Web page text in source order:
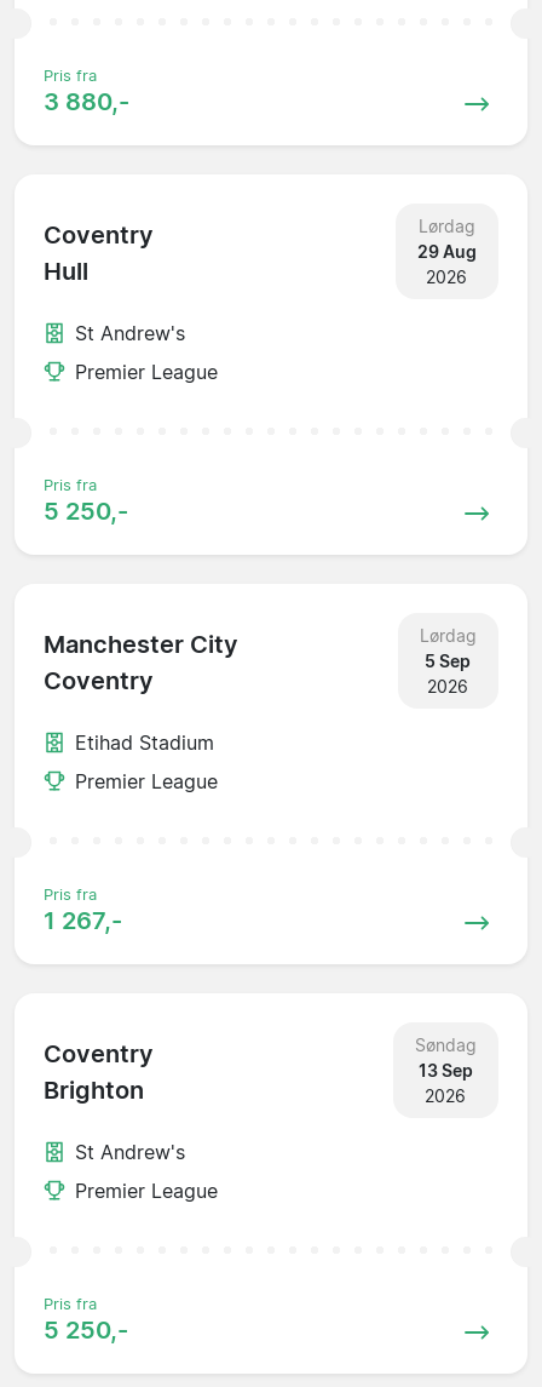
Pris fra
3 880,-
Coventry
Hull
Lørdag
29 Aug
2026
St Andrew's
Premier League
Pris fra
5 250,-
Manchester City
Coventry
Lørdag
5 Sep
2026
Etihad Stadium
Premier League
Pris fra
1 267,-
Coventry
Brighton
Søndag
13 Sep
2026
St Andrew's
Premier League
Pris fra
5 250,-